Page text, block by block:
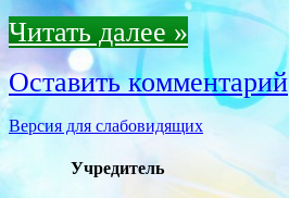
Читать далее »
Оставить комментарий
Версия для слабовидящих
Учредитель